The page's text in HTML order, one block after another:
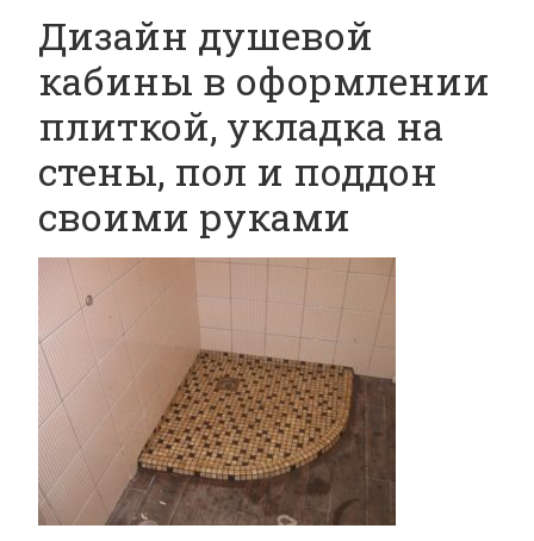
Дизайн душевой
кабины в оформлении
плиткой, укладка на
стены, пол и поддон
своими руками